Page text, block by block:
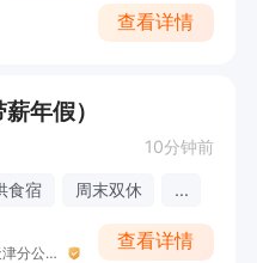
查看详情
年假）
10分钟前
食宿 周末双休 ...
福建南方物业管理有限公司天津分公司
查看详情